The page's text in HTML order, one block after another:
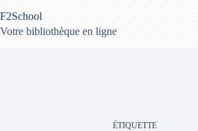
au
contenu
F2School
Votre bibliothèque en ligne
ÉTIQUETTE